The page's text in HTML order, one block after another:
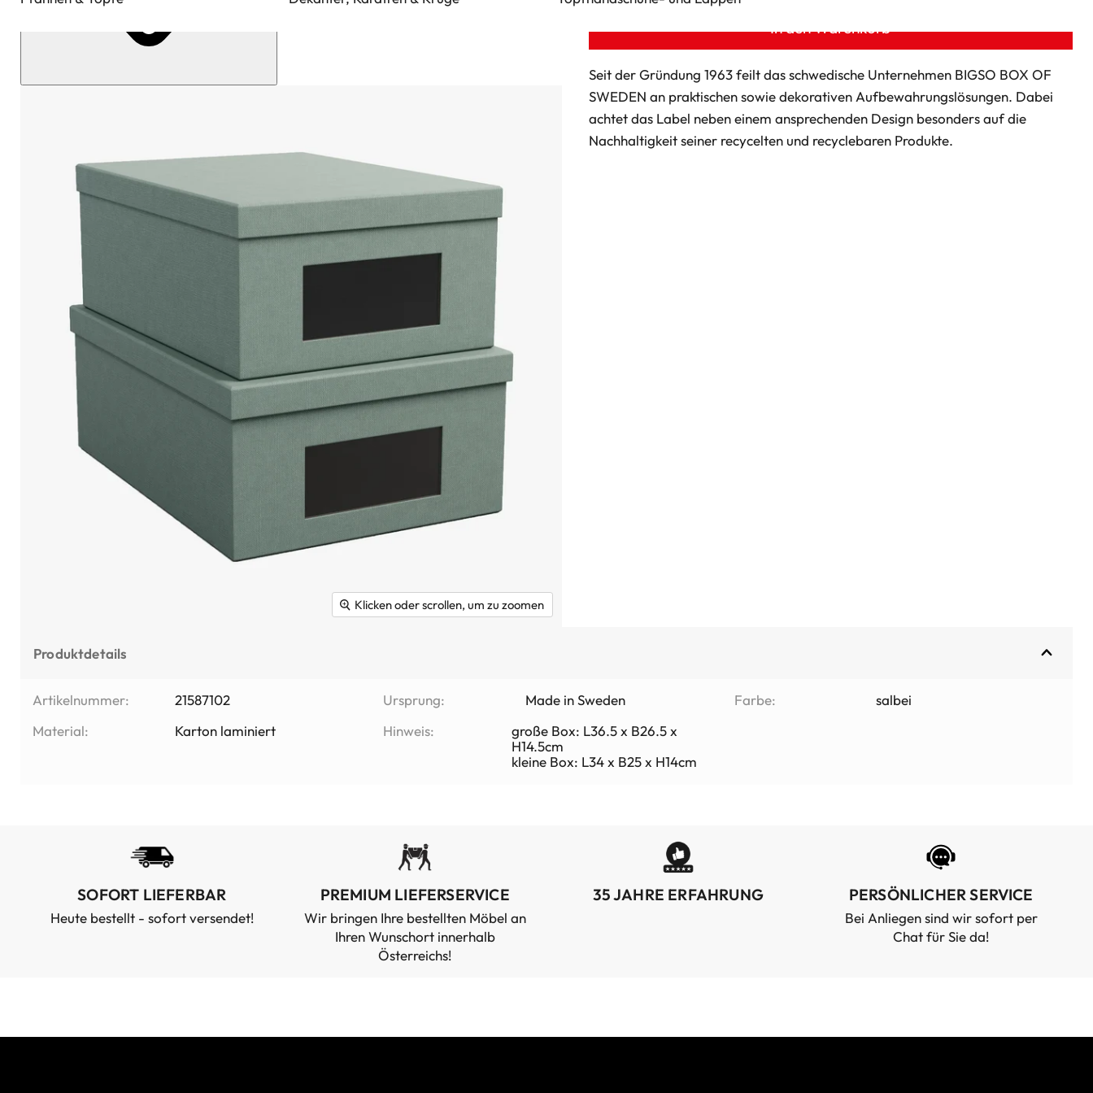
Klicken oder scrollen, um zu zoomen
In den Warenkorb
Seit der Gründung 1963 feilt das schwedische Unternehmen BIGSO BOX OF
SWEDEN an praktischen sowie dekorativen Aufbewahrungslösungen. Dabei
achtet das Label neben einem ansprechenden Design besonders auf die
Nachhaltigkeit seiner recycelten und recyclebaren Produkte.
Produktdetails
Artikelnummer: 21587102 Ursprung: Made in Sweden Farbe:
salbei
Material:
Karton laminiert Hinweis:
große Box: L36.5 x B26.5 x
H14.5cm
kleine Box: L34 x B25 x H14cm
SOFORT LIEFERBAR
Heute bestellt - sofort versendet!
PREMIUM LIEFERSERVICE
Wir bringen Ihre bestellten Möbel an
Ihren Wunschort innerhalb
Österreichs!
35 JAHRE ERFAHRUNG PERSÖNLICHER SERVICE
Bei Anliegen sind wir sofort per
Chat für Sie da!